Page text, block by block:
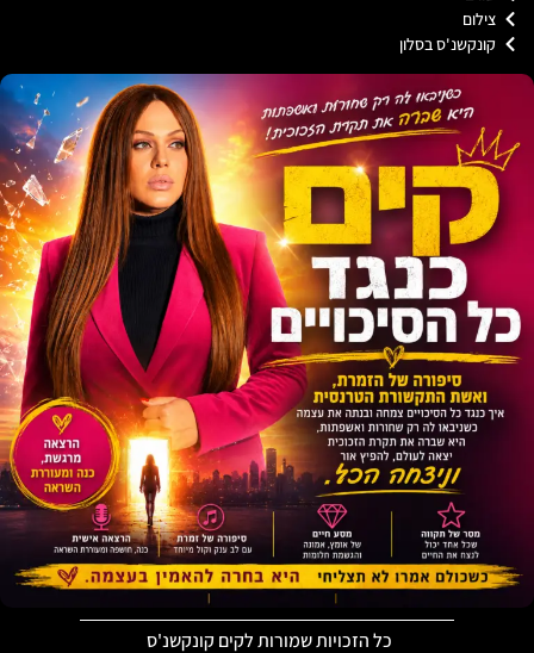
בסלון
כל הזכויות שמורות לקים קונקשנ'ס